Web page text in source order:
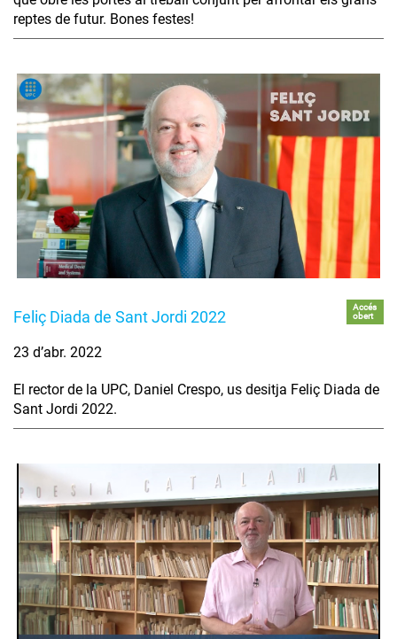
reptes de futur. Bones festes!
Feliç Diada de Sant Jordi 2022
Accés
obert
23 d’abr. 2022
El rector de la UPC, Daniel Crespo, us desitja Feliç Diada de
Sant Jordi 2022.